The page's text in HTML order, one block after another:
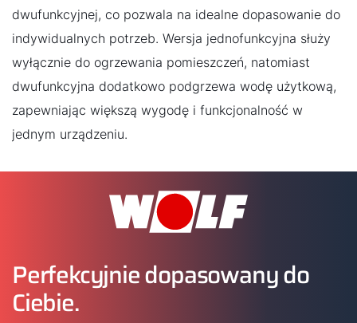
dwufunkcyjnej, co pozwala na idealne dopasowanie do
indywidualnych potrzeb. Wersja jednofunkcyjna służy
wyłącznie do ogrzewania pomieszczeń, natomiast
dwufunkcyjna dodatkowo podgrzewa wodę użytkową,
zapewniając większą wygodę i funkcjonalność w
jednym urządzeniu.
Perfekcyjnie dopasowany do
Ciebie.